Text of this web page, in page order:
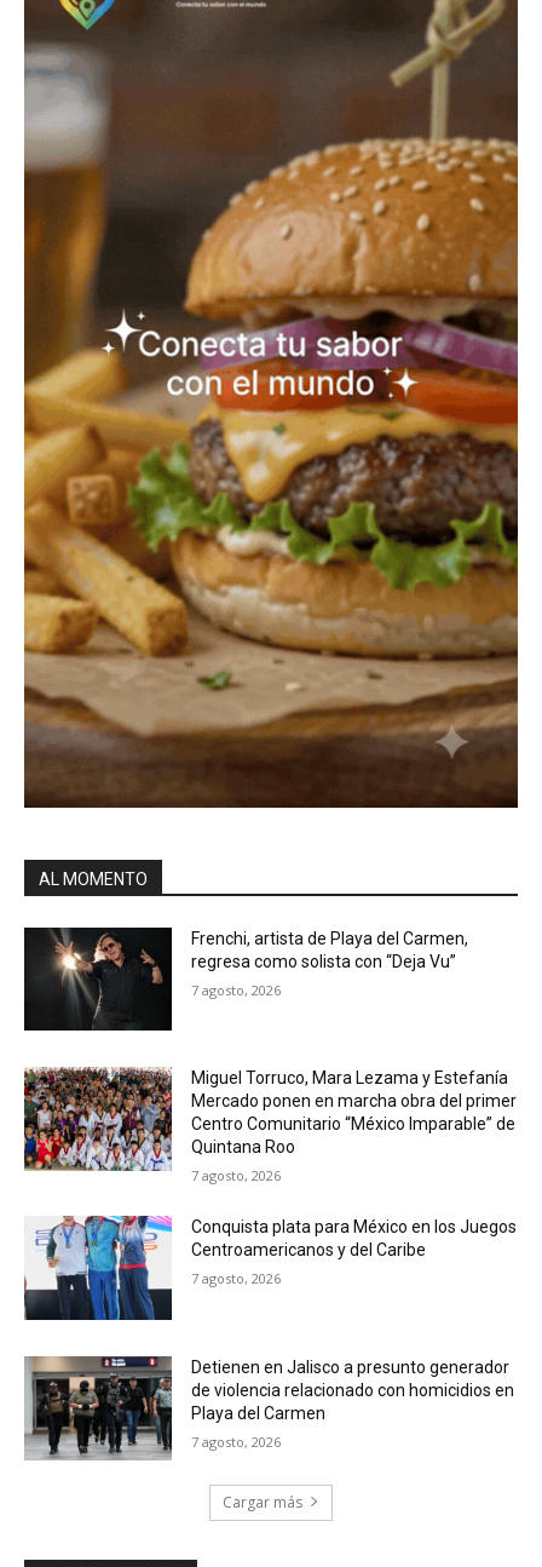
AL MOMENTO
Frenchi, artista de Playa del Carmen,
regresa como solista con “Deja Vu”
7 agosto, 2026
Miguel Torruco, Mara Lezama y Estefanía
Mercado ponen en marcha obra del primer
Centro Comunitario “México Imparable” de
Quintana Roo
7 agosto, 2026
Conquista plata para México en los Juegos
Centroamericanos y del Caribe
7 agosto, 2026
Detienen en Jalisco a presunto generador
de violencia relacionado con homicidios en
Playa del Carmen
7 agosto, 2026
Cargar más